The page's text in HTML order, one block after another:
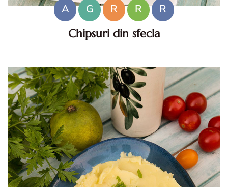
A G R R
R
Chipsuri din sfecla
sfecla reteta diva in bucatarie